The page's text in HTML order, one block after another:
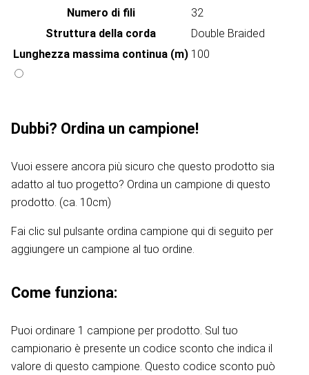
Numero di fili
32
Struttura della corda
Double Braided
Lunghezza massima continua (m) 100
Dubbi? Ordina un campione!
Vuoi essere ancora più sicuro che questo prodotto sia
adatto al tuo progetto? Ordina un campione di questo
prodotto. (ca. 10cm)
Fai clic sul pulsante ordina campione qui di seguito per
aggiungere un campione al tuo ordine.
Come funziona:
Puoi ordinare 1 campione per prodotto. Sul tuo
campionario è presente un codice sconto che indica il
valore di questo campione. Questo codice sconto può